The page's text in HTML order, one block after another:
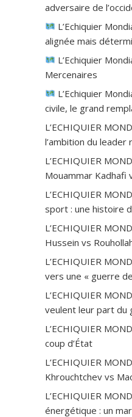
adversaire de
L’Echiquier
alignée mais
L’Echiquier
Mercenaires
L’Echiquier
civile, le grand
L’ECHIQUIER
l’ambition du leader
L’ECHIQUIER
Mouammar Kadhafi
L’ECHIQUIER
sport : une histoire
L’ECHIQUIER
Hussein vs
L’ECHIQUIER
vers une « guerre de
L’ECHIQUIER
veulent leur part du
L’ECHIQUIER
coup d’État
L’ECHIQUIER
Khrouchtchev vs
L’ECHIQUIER
énergétique : un